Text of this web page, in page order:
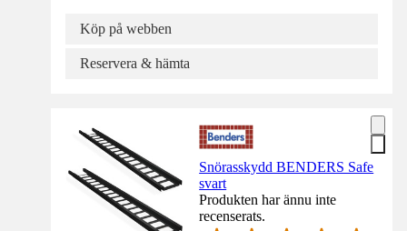
Köp på webben
Reservera & hämta
Snörasskydd BENDERS Safe
svart
Produkten har ännu inte
recenserats.